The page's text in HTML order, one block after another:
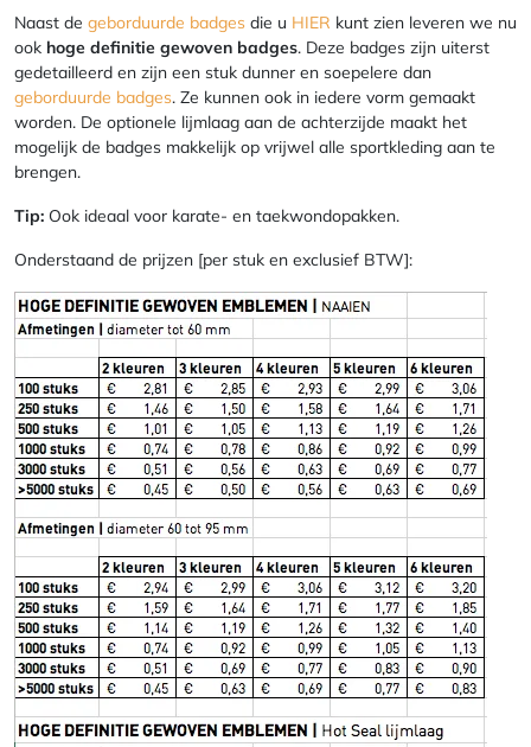
Naast de geborduurde badges die u HIER kunt zien leveren we nu
ook hoge definitie gewoven badges. Deze badges zijn uiterst
gedetailleerd en zijn een stuk dunner en soepelere dan
geborduurde badges. Ze kunnen ook in iedere vorm gemaakt
worden. De optionele lijmlaag aan de achterzijde maakt het
mogelijk de badges makkelijk op vrijwel alle sportkleding aan te
brengen.
Tip: Ook ideaal voor karate- en taekwondopakken.
Onderstaand de prijzen [per stuk en exclusief BTW]: